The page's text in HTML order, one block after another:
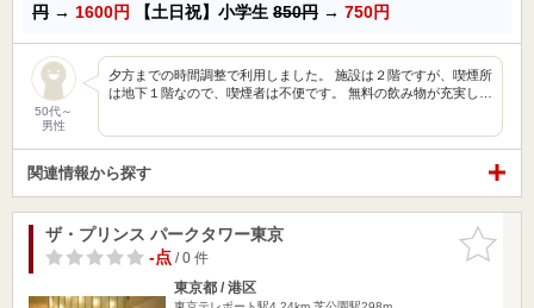
円 → 1600円 【土日祝】小学生 850円 → 750円
50代～
男性
夕方までの時間調整で利用しました。 施設は２階ですが、喫煙所
は地下１階なので、喫煙者は不便です。 無料の飲み物が充実し…
関連情報から探す
お気に入
りに追加
ザ・プリンス パークタワー東京
-点/ 0 件
東京都 / 港区